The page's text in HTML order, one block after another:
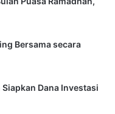
Bersama secara
Dana Investasi